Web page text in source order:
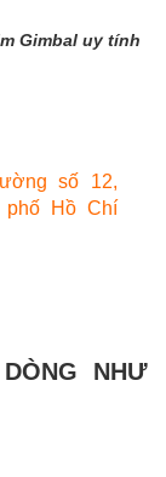
Gimbal uy tính
số 12,
phố Hồ Chí
NHƯ